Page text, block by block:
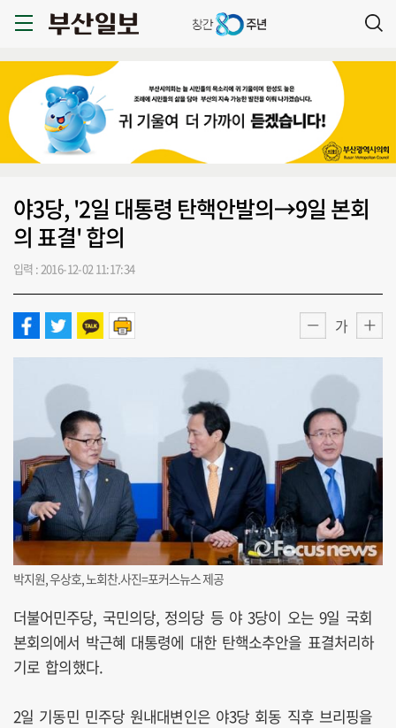
야3당, '2일 대통령 탄핵안발의→9일 본회
의 표결' 합의
입력 : 2016-12-02 11:17:34
가
박지원, 우상호, 노회찬.사진=포커스뉴스 제공
더불어민주당, 국민의당, 정의당 등 야 3당이 오는 9일 국회
본회의에서 박근혜 대통령에 대한 탄핵소추안을 표결처리하
기로 합의했다.
2일 기동민 민주당 원내대변인은 야3당 회동 직후 브리핑을